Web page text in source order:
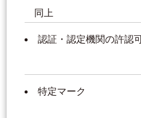
同上
認証・認定機関の許認
特定マーク